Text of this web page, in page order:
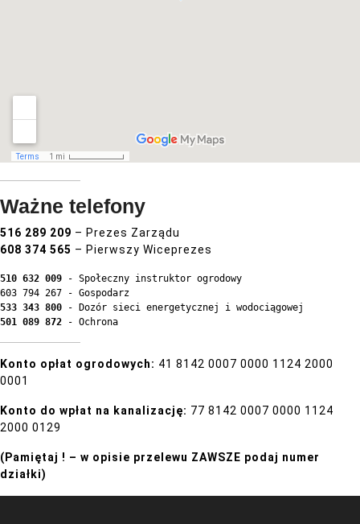
Ważne telefony
516 289 209 – Prezes Zarządu
608 374 565 – Pierwszy Wiceprezes
510 632 009
- Społeczny instruktor ogrodowy
603 794 267 - Gospodarz
533 343 800 - Dozór sieci energetycznej i wodociągowej
501 089 872 - Ochrona
Konto opłat ogrodowych: 41 8142 0007 0000 1124 2000
0001
Konto do wpłat na kanalizację: 77 8142 0007 0000 1124
2000 0129
(Pamiętaj ! – w opisie przelewu ZAWSZE podaj numer
działki)